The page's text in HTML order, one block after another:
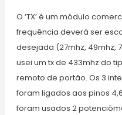
O ‘TX’ é um módulo
frequência deverá ser
desejada (27mhz, 49mhz,
usei um tx de 433mhz do
remoto de portão. Os 3
foram ligados aos pinos
foram usados 2